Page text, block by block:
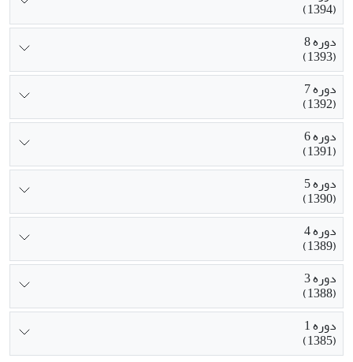
(1394)
دوره 8
(1393)
دوره 7
(1392)
دوره 6
(1391)
دوره 5
(1390)
دوره 4
(1389)
دوره 3
(1388)
دوره 1
(1385)